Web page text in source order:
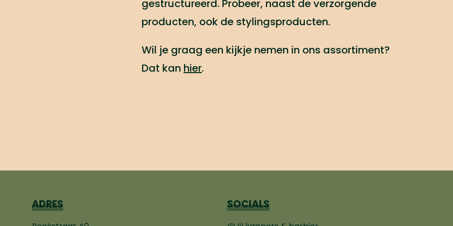
gestructureerd. Probeer, naast de verzorgende
producten, ook de stylingsproducten.
Wil je graag een kijkje nemen in ons assortiment?
Dat kan hier.
ADRES SOCIALS